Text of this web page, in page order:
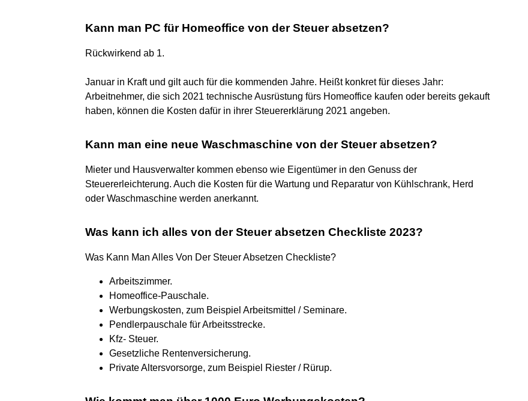
Kann man PC für Homeoffice von der Steuer absetzen?
Rückwirkend ab 1.
Januar in Kraft und gilt auch für die kommenden Jahre. Heißt konkret für dieses Jahr:
Arbeitnehmer, die sich 2021 technische Ausrüstung fürs Homeoffice kaufen oder bereits gekauft
haben, können die Kosten dafür in ihrer Steuererklärung 2021 angeben.
Kann man eine neue Waschmaschine von der Steuer absetzen?
Mieter und Hausverwalter kommen ebenso wie Eigentümer in den Genuss der
Steuererleichterung. Auch die Kosten für die Wartung und Reparatur von Kühlschrank, Herd
oder Waschmaschine werden anerkannt.
Was kann ich alles von der Steuer absetzen Checkliste 2023?
Was Kann Man Alles Von Der Steuer Absetzen Checkliste?
Arbeitszimmer.
Homeoffice-Pauschale.
Werbungskosten, zum Beispiel Arbeitsmittel / Seminare.
Pendlerpauschale für Arbeitsstrecke.
Kfz- Steuer.
Gesetzliche Rentenversicherung.
Private Altersvorsorge, zum Beispiel Riester / Rürup.